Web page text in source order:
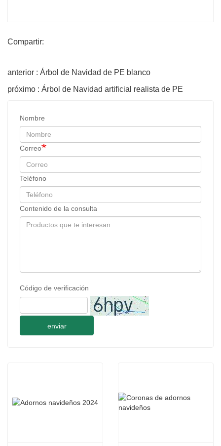
Compartir:
anterior : Árbol de Navidad de PE blanco
próximo : Árbol de Navidad artificial realista de PE
Nombre
Correo
Teléfono
Contenido de la consulta
Código de verificación
enviar